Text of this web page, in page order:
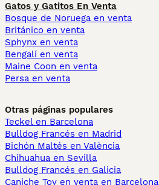
Gatos y Gatitos En Venta
Bosque de Noruega en venta
Británico en venta
Sphynx en venta
Bengalí en venta
Maine Coon en venta
Persa en venta
Otras páginas populares
Teckel en Barcelona
Bulldog Francés en Madrid
Bichón Maltés en València
Chihuahua en Sevilla
Bulldog Francés en Galicia
Caniche Toy en venta en Barcelona